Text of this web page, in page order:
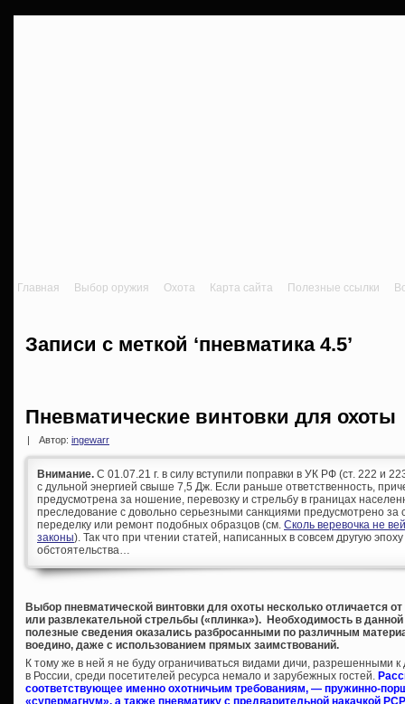
Главная Выбор оружия Охота Карта сайта Полезные ссылки
Записи с меткой ‘пневматика 4.5’
Пневматические винтовки для охоты
Автор: ingewarr
Внимание. С 01.07.21 г. в силу вступили поправки в УК РФ (ст. 222 и
с дульной энергией свыше 7,5 Дж. Если раньше ответственность,
предусмотрена за ношение, перевозку и стрельбу в границах
преследование с довольно серьезными санкциями предусмотрено за
переделку или ремонт подобных образцов (см. Сколь веревочка не
законы). Так что при чтении статей, написанных в совсем другую
обстоятельства…
Выбор пневматической винтовки для охоты несколько отличается
или развлекательной стрельбы («плинка»). Необходимость в данной
полезные сведения оказались разбросанными по различным
воедино, даже с использованием прямых заимствований.
К тому же в ней я не буду ограничиваться видами дичи, разрешенными
в России, среди посетителей ресурса немало и зарубежных гостей.
соответствующее именно охотничьим требованиям, — пружинно-